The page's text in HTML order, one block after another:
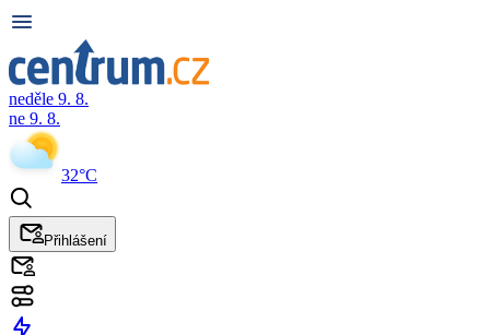
neděle 9. 8.
ne 9. 8.
32°C
Přihlášení